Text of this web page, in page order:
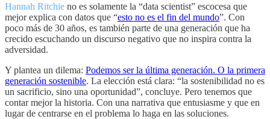
Hannah Ritchie no es solamente la “data scientist” escocesa que
mejor explica con datos que “esto no es el fin del mundo”. Con
poco más de 30 años, es también parte de una generación que ha
crecido escuchando un discurso negativo que no inspira contra la
adversidad.
Y plantea un dilema: Podemos ser la última generación. O la primera
generación sostenible. La elección está clara: “la sostenibilidad no es
un sacrificio, sino una oportunidad”, concluye. Pero tenemos que
contar mejor la historia. Con una narrativa que entusiasme y que en
lugar de centrarse en el problema lo haga en las soluciones.